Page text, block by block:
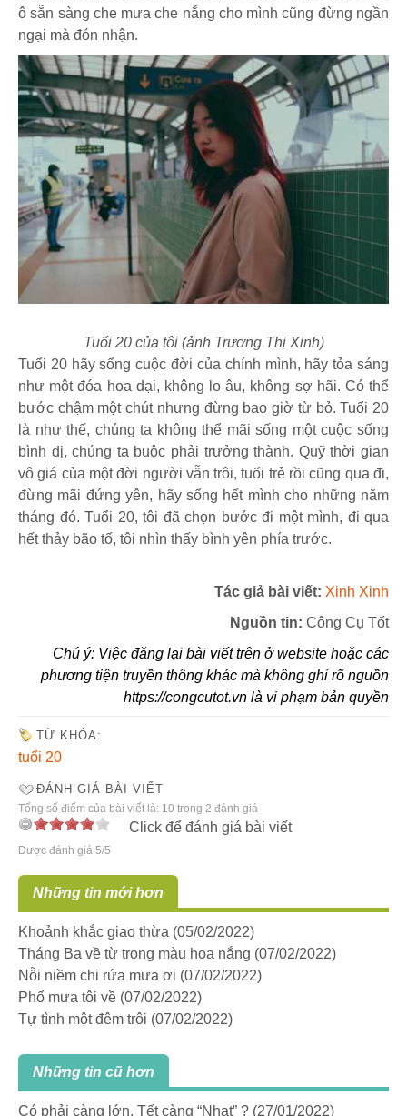
ô sẵn sàng che mưa che nắng cho mình cũng đừng ngần
ngại mà đón nhận.
Tuổi 20 của tôi (ảnh Trương Thị Xinh)
Tuổi 20 hãy sống cuộc đời của chính mình, hãy tỏa sáng
như một đóa hoa dại, không lo âu, không sợ hãi. Có thể
bước chậm một chút nhưng đừng bao giờ từ bỏ. Tuổi 20
là như thế, chúng ta không thể mãi sống một cuộc sống
bình dị, chúng ta buộc phải trưởng thành. Quỹ thời gian
vô giá của một đời người vẫn trôi, tuổi trẻ rồi cũng qua đi,
đừng mãi đứng yên, hãy sống hết mình cho những năm
tháng đó. Tuổi 20, tôi đã chọn bước đi một mình, đi qua
hết thảy bão tố, tôi nhìn thấy bình yên phía trước.
Tác giả bài viết: Xinh Xinh
Nguồn tin: Công Cụ Tốt
Chú ý: Việc đăng lại bài viết trên ở website hoặc các
phương tiện truyền thông khác mà không ghi rõ nguồn
https://congcutot.vn là vi phạm bản quyền
TỪ KHÓA:
tuổi 20
ĐÁNH GIÁ BÀI VIẾT
Tổng số điểm của bài viết là: 10 trong 2 đánh giá
Click để đánh giá bài viết
Được đánh giá 5/5
Những tin mới hơn
Khoảnh khắc giao thừa (05/02/2022)
Tháng Ba về từ trong màu hoa nắng (07/02/2022)
Nỗi niềm chi rứa mưa ơi (07/02/2022)
Phố mưa tôi về (07/02/2022)
Tự tình một đêm trôi (07/02/2022)
Những tin cũ hơn
Có phải càng lớn, Tết càng “Nhạt” ? (27/01/2022)